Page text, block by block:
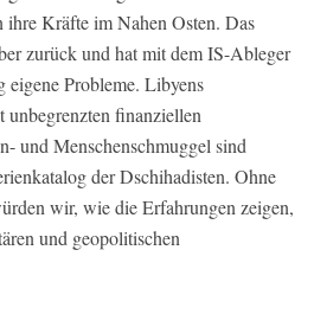
ihre Kräfte im Nahen Osten. Das
zurück und hat mit dem IS-Ableger
Probleme. Libyens
unbegrenzten finanziellen
und Menschenschmuggel sind
der Dschihadisten. Ohne
wir, wie die Erfahrungen zeigen,
und geopolitischen